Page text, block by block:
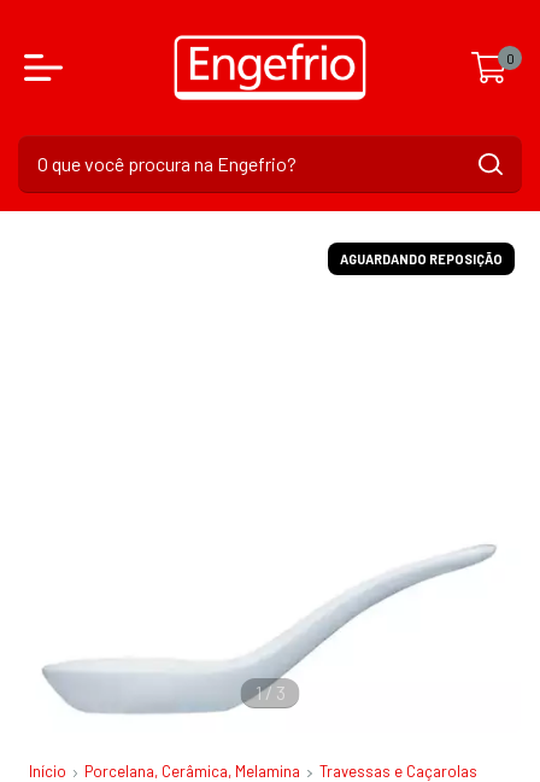
0
AGUARDANDO REPOSIÇÃO
1/3
Início Porcelana, Cerâmica, Melamina Travessas e Caçarolas